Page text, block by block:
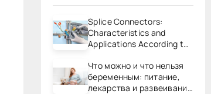
Splice Connectors:
Characteristics and
Applications According to
Что можно и что нельзя
беременным: питание,
лекарства и развеивание